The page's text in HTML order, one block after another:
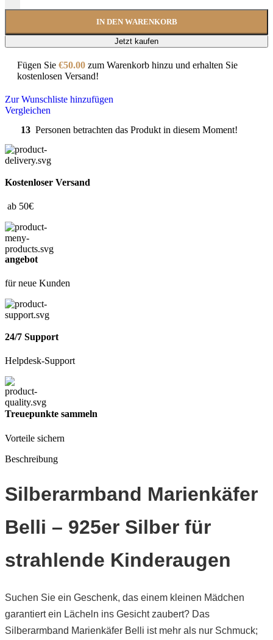
IN DEN WARENKORB
Jetzt kaufen
Fügen Sie €50.00 zum Warenkorb hinzu und erhalten Sie
kostenlosen Versand!
Zur Wunschliste hinzufügen
Vergleichen
13 Personen betrachten das Produkt in diesem Moment!
Kostenloser Versand
ab 50€
angebot
für neue Kunden
24/7 Support
Helpdesk-Support
Treuepunkte sammeln
Vorteile sichern
Beschreibung
Silberarmband Marienkäfer
Belli – 925er Silber für
strahlende Kinderaugen
Suchen Sie ein Geschenk, das einem kleinen Mädchen
garantiert ein Lächeln ins Gesicht zaubert? Das
Silberarmband Marienkäfer Belli ist mehr als nur Schmuck;